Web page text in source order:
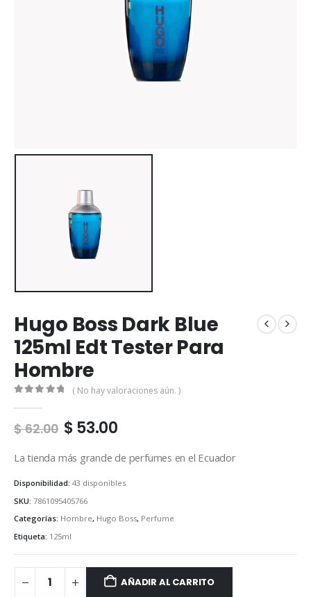
Hugo Boss Dark Blue
125ml Edt Tester Para
Hombre
( No hay valoraciones aún. )
$62.00 Original
was:
$53.00Current
is:
La tienda más grande de perfumes en el Ecuador
Disponibilidad: 43 disponibles
SKU: 7861095405766
Categorías: Hombre, Hugo Boss, Perfume
Etiqueta: 125ml
AÑADIR AL CARRITO